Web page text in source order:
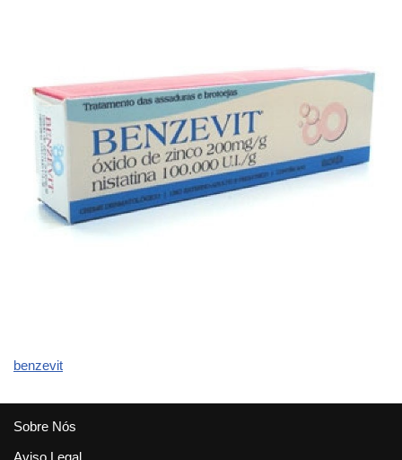
benzevit
Sobre Nós
Aviso Legal